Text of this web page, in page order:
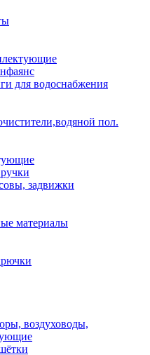
для водоснабжения
пол.
задвижки
материалы
воздуховоды,